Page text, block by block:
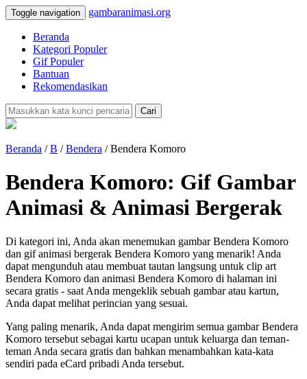
Toggle navigation gambaranimasi.org
Beranda
Kategori Populer
Gif Populer
Bantuan
Rekomendasikan
Cari
Beranda /B /Bendera / Bendera Komoro
Bendera Komoro: Gif Gambar
Animasi & Animasi Bergerak
Di kategori ini, Anda akan menemukan gambar Bendera Komoro
dan gif animasi bergerak Bendera Komoro yang menarik! Anda
dapat mengunduh atau membuat tautan langsung untuk clip art
Bendera Komoro dan animasi Bendera Komoro di halaman ini
secara gratis - saat Anda mengeklik sebuah gambar atau kartun,
Anda dapat melihat perincian yang sesuai.
Yang paling menarik, Anda dapat mengirim semua gambar Bendera
Komoro tersebut sebagai kartu ucapan untuk keluarga dan teman-
teman Anda secara gratis dan bahkan menambahkan kata-kata
sendiri pada eCard pribadi Anda tersebut.